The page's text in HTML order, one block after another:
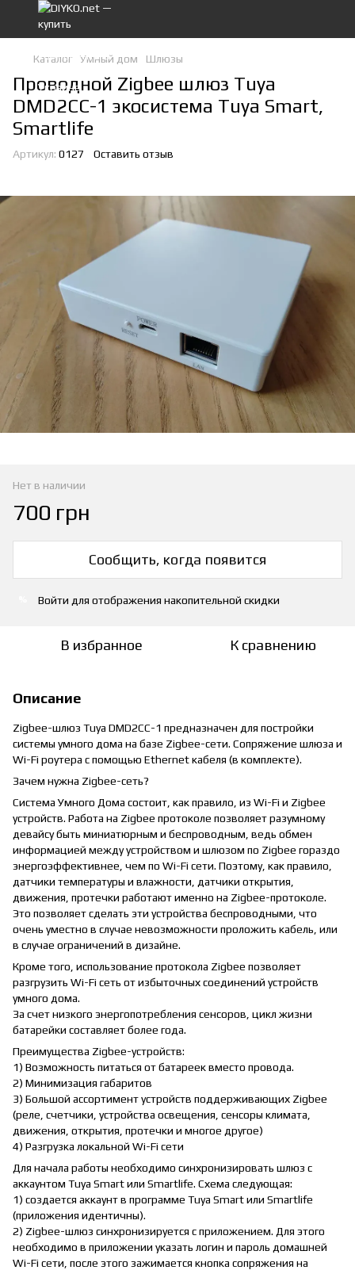
Каталог Умный дом Шлюзы
Проводной Zigbee шлюз Tuya
DMD2CC-1 экосистема Tuya Smart,
Smartlife
Артикул: 0127 Оставить отзыв
Нет в наличии
700 грн
Сообщить, когда появится
Войти для отображения накопительной скидки
В избранное К сравнению
Описание
Zigbee-шлюз Tuya DMD2CC-1 предназначен для постройки
системы умного дома на базе Zigbee-сети. Сопряжение шлюза и
Wi-Fi роутера с помощью Ethernet кабеля (в комплекте).
Зачем нужна Zigbee-сеть?
Система Умного Дома состоит, как правило, из Wi-Fi и Zigbee
устройств. Работа на Zigbee протоколе позволяет разумному
девайсу быть миниатюрным и беспроводным, ведь обмен
информацией между устройством и шлюзом по Zigbee гораздо
энергоэффективнее, чем по Wi-Fi сети. Поэтому, как правило,
датчики температуры и влажности, датчики открытия,
движения, протечки работают именно на Zigbee-протоколе.
Это позволяет сделать эти устройства беспроводными, что
очень уместно в случае невозможности проложить кабель, или
в случае ограничений в дизайне.
Кроме того, использование протокола Zigbee позволяет
разгрузить Wi-Fi сеть от избыточных соединений устройств
умного дома.
За счет низкого энергопотребления сенсоров, цикл жизни
батарейки составляет более года.
Преимущества Zigbee-устройств:
1) Возможность питаться от батареек вместо провода.
2) Минимизация габаритов
3) Большой ассортимент устройств поддерживающих Zigbee
(реле, счетчики, устройства освещения, сенсоры климата,
движения, открытия, протечки и многое другое)
4) Разгрузка локальной Wi-Fi сети
Для начала работы необходимо синхронизировать шлюз с
аккаунтом Tuya Smart или Smartlife. Схема следующая:
1) создается аккаунт в программе Tuya Smart или Smartlife
(приложения идентичны).
2) Zigbee-шлюз синхронизируется с приложением. Для этого
необходимо в приложении указать логин и пароль домашней
Wi-Fi сети, после этого зажимается кнопка сопряжения на